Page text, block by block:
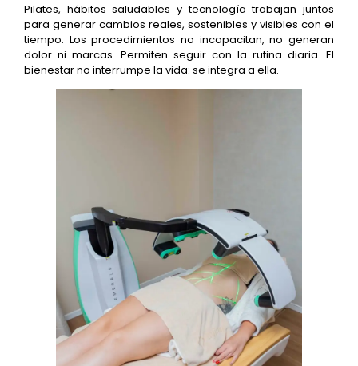
Pilates, hábitos saludables y tecnología trabajan juntos
para generar cambios reales, sostenibles y visibles con el
tiempo. Los procedimientos no incapacitan, no generan
dolor ni marcas. Permiten seguir con la rutina diaria. El
bienestar no interrumpe la vida: se integra a ella.